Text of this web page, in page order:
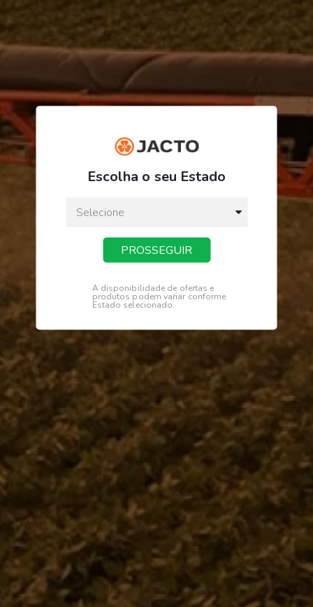
ORDEM/PRODUTO
FINALIZAR PEDIDO
Receba novidades
Institucional
Dúvidas
Telefone
0800 772 2100
WhatsApp (Somente Mensagens)
14 98144 1403
Segunda à sexta das 07:15 às 11:30
e das 13:00 às 17:18 horas
Escolha o seu Estado
PROSSEGUIR
A disponibilidade de ofertas e
produtos podem variar conforme
Estado selecionado.